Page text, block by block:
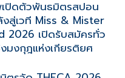
เปิดตัวพันธมิตรสปอน
สู่เวที Miss & Mister
2026 เปิดรับสมัครทั่ว
มงกุฎแห่งเกียรติยศ